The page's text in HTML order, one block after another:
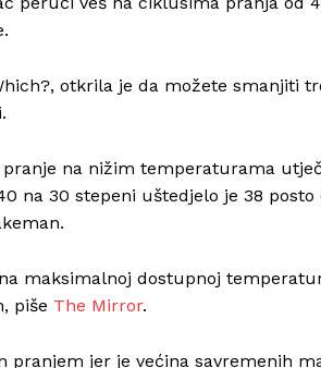
otkrila je da možete smanjiti
na nižim temperaturama
na 30 stepeni uštedjelo je 38
maksimalnoj dostupnoj
piše The Mirror.
jer je većina savremenih